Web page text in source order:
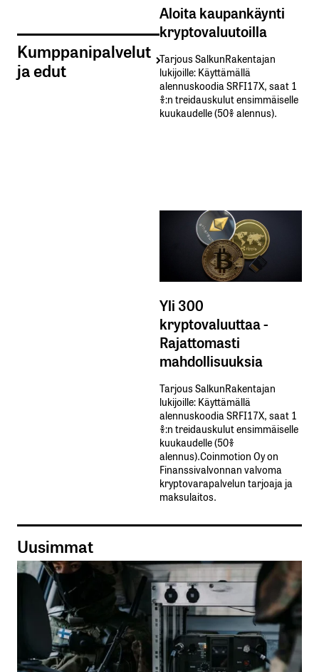
Kumppanipalvelut
ja edut
Aloita kaupankäynti
kryptovaluutoilla
Tarjous SalkunRakentajan
lukijoille: Käyttämällä​ ​
alennuskoodia​ ​SRFI17X,​ ​saat​ ​1
%:n treidauskulut​ ​ensimmäiselle​ ​
kuukaudelle​ ​(50%​ ​alennus).
Yli 300
kryptovaluuttaa -
Rajattomasti
mahdollisuuksia
Tarjous SalkunRakentajan
lukijoille: Käyttämällä​ ​
alennuskoodia​ ​SRFI17X,​ ​saat​ ​1
%:n treidauskulut​ ​ensimmäiselle​ ​
kuukaudelle​ ​(50%​ ​
alennus).Coinmotion Oy on
Finanssivalvonnan valvoma
kryptovarapalvelun tarjoaja ja
maksulaitos.
Uusimmat